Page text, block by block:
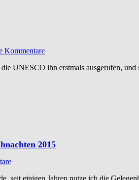
Kommentare
UNESCO ihn erstmals ausgerufen,
2015
seit einigen Jahren nutze ich die